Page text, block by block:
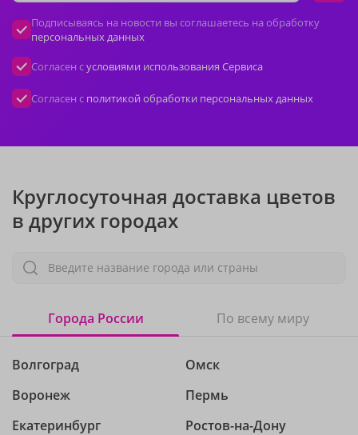
Подписываясь на новости вы соглашаетесь на обработку
персональных данных
Согласен сусловиями использования Сервиса
Согласен с политикой обработки персональных данных
Круглосуточная доставка цветов
в других городах
Введите название города или страны
Города России По всему миру
Волгоград
Воронеж
Екатеринбург
Омск
Пермь
Ростов-на-Дону